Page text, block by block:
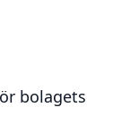
bolagets